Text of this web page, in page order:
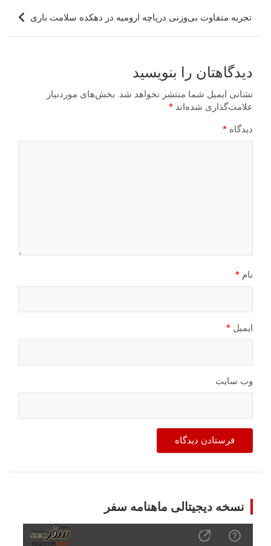
تجربه متفاوت بی‌وزنی دریاچه ارومیه در دهکده سلامت باری
دیدگاهتان را بنویسید
نشانی ایمیل شما منتشر نخواهد شد. بخش‌های موردنیاز
علامت‌گذاری شده‌اند *
دیدگاه *
نام *
ایمیل *
وب‌ سایت
نسخه دیجیتالی ماهنامه سفر